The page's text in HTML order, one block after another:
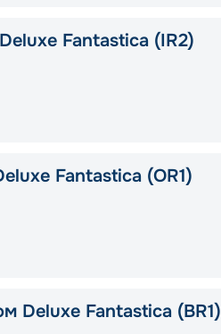
Fantastica (IR2)
Fantastica (OR1)
Deluxe Fantastica (BR1)